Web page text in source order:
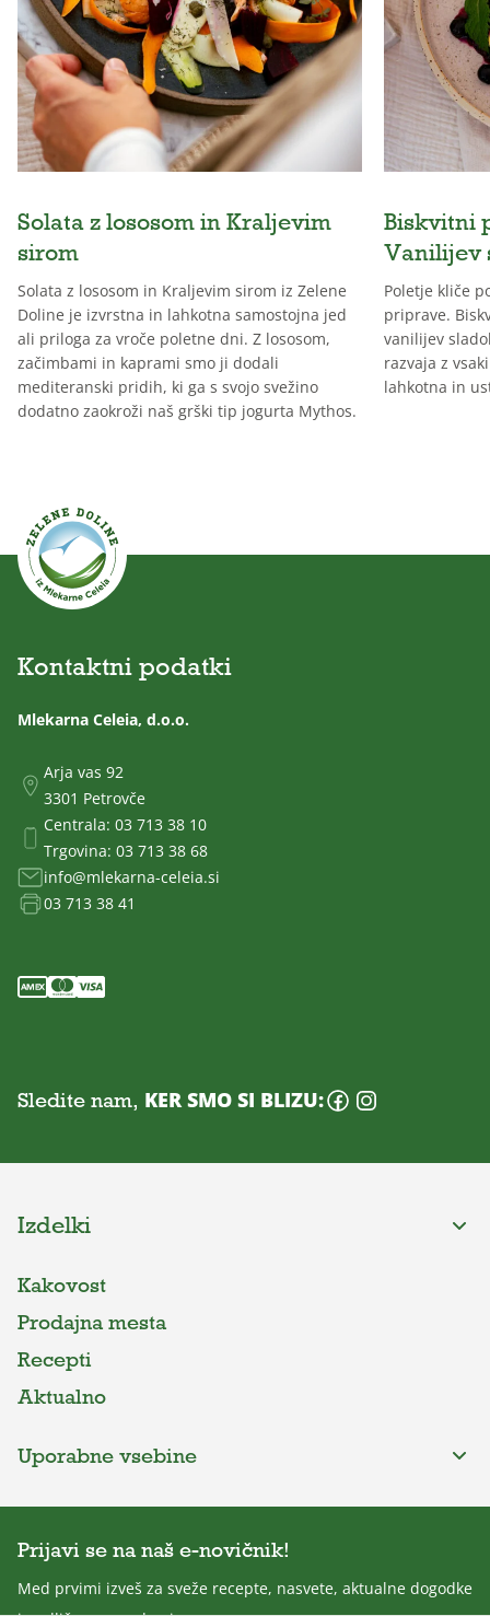
Solata z lososom in Kraljevim
sirom
Solata z lososom in Kraljevim sirom iz Zelene
Doline je izvrstna in lahkotna samostojna jed
ali priloga za vroče poletne dni. Z lososom,
začimbami in kaprami smo ji dodali
mediteranski pridih, ki ga s svojo svežino
dodatno zaokroži naš grški tip jogurta Mythos.
Biskvitni
Vanilijev
Poletje kliče
priprave.
vanilijev
razvaja z
lahkotna in
Kontaktni podatki
Mlekarna Celeia, d.o.o.
Arja vas 92
3301 Petrovče
Centrala: 03 713 38 10
Trgovina: 03 713 38 68
info@mlekarna-celeia.si
03 713 38 41
Sledite nam, KER SMO SI BLIZU:
Izdelki
Kakovost
Prodajna mesta
Recepti
Aktualno
Uporabne vsebine
Prijavi se na naš e-novičnik!
Med prvimi izveš za sveže recepte, nasvete, aktualne dogodke